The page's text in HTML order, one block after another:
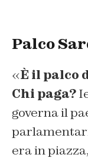
Palco
«È il palco
Chi paga?
governa il
era in